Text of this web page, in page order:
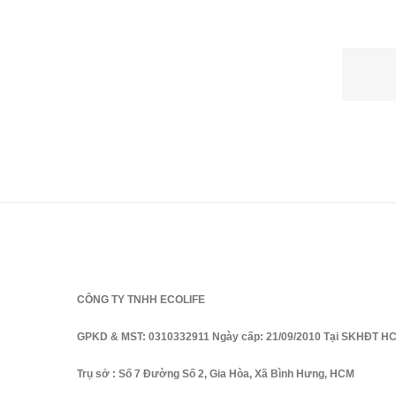
CÔNG TY TNHH ECOLIFE
GPKD & MST: 0310332911 Ngày cấp: 21/09/2010 Tại SKHĐT
Trụ sở : Số 7 Đường Số 2, Gia Hòa, Xã Bình Hưng, HCM